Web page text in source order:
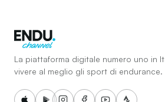
La piattaforma digitale numero uno in
vivere al meglio gli sport di endurance.